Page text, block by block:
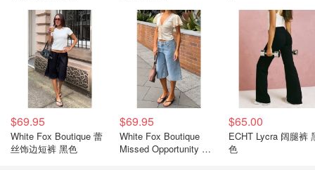
$69.95
White Fox Boutique 蕾
丝饰边短裤 黑色
$69.95
White Fox Boutique
Missed Opportunity 浅
$65.00
ECHT Lycra 阔腿裤
色